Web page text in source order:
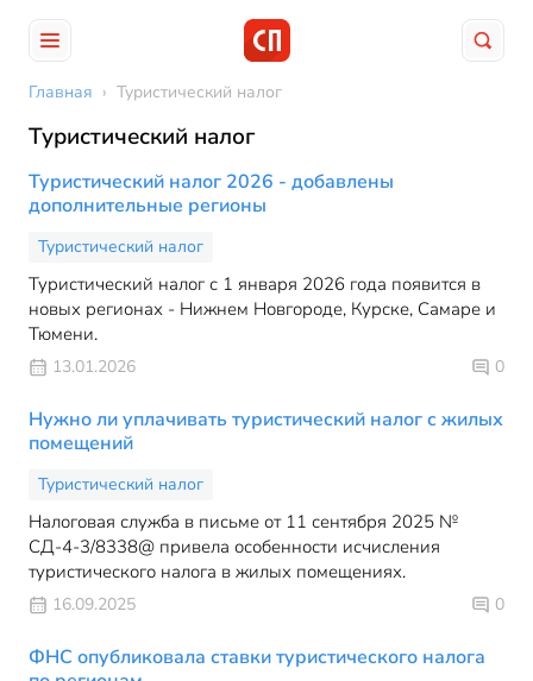
Главная › Туристический налог
Туристический налог
Туристический налог 2026 - добавлены
дополнительные регионы
Туристический налог
Туристический налог с 1 января 2026 года появится в
новых регионах - Нижнем Новгороде, Курске, Самаре и
Тюмени.
13.01.2026 0
Нужно ли уплачивать туристический налог с жилых
помещений
Туристический налог
Налоговая служба в письме от 11 сентября 2025 №
СД-4-3/8338@ привела особенности исчисления
туристического налога в жилых помещениях.
16.09.2025 0
ФНС опубликовала ставки туристического налога